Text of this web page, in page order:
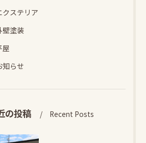
クステリア
壁塗装
屋
知らせ
の投稿 Recent Posts